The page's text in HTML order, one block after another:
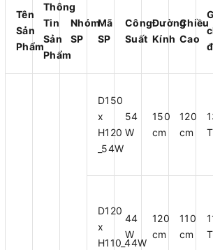
Tên
Sản
Phẩm
Thông
Tin
Sản
Phẩm
Nhóm
SP
Mã
SP
Công
Suất
Đường
Kính
Chiều
Cao
D150
x
H120
_54W
54
W
150
cm
120
cm
D120
x
H110_44W
44
W
120
cm
110
cm